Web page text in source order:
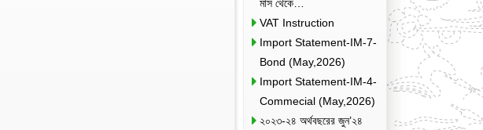
মাস থেকে…
VAT Instruction
Import Statement-IM-7-
Bond (May,2026)
Import Statement-IM-4-
Commecial (May,2026)
২০২৩-২৪ অর্থবছরের জুন’২৪